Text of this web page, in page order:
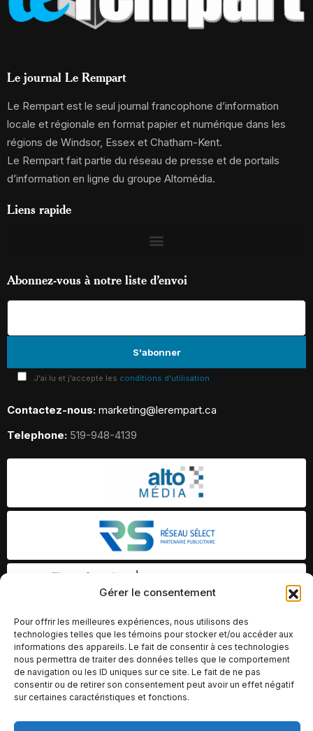
Gérer le consentement
Pour offrir les meilleures expériences, nous utilisons des
technologies telles que les témoins pour stocker et/ou accéder aux
informations des appareils. Le fait de consentir à ces technologies
nous permettra de traiter des données telles que le comportement
de navigation ou les ID uniques sur ce site. Le fait de ne pas
consentir ou de retirer son consentement peut avoir un effet négatif
sur certaines caractéristiques et fonctions.
Le journal Le Rempart
Le Rempart est le seul journal francophone d’information
locale et régionale en format papier et numérique dans les
régions de Windsor, Essex et Chatham-Kent.
Le Rempart fait partie du réseau de presse et de portails
d’information en ligne du groupe Altomédia.
Liens rapide
Abonnez-vous à notre liste d’envoi
J'ai lu et j'accepte les conditions d'utilisation
Contactez-nous: marketing@lerempart.ca
Telephone: 519-948-4139